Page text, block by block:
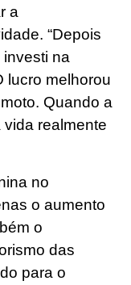
a
“Depois
na
lucro melhorou
Quando a
realmente
no
o aumento
o
das
para o